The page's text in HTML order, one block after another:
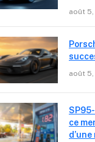
août
août
ce